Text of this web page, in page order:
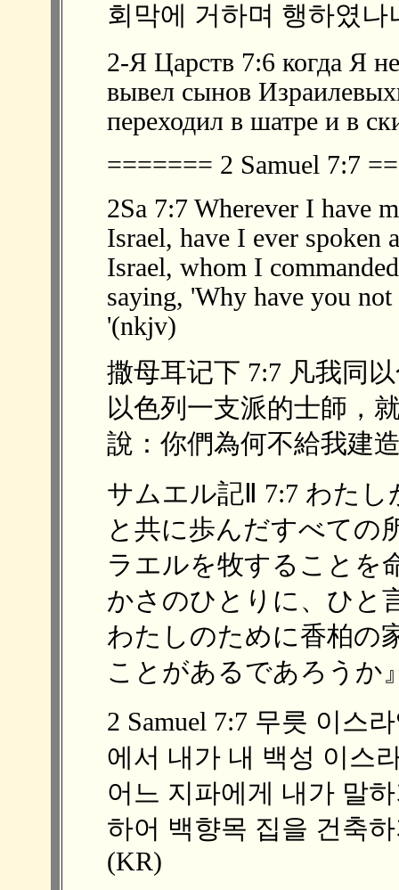
회막에 거하며 행하였나
2-Я Царств 7:6 когда Я
вывел сынов
переходил в шатре и в
======= 2 Samuel 7:7
2Sa 7:7 Wherever I have
Israel, have I ever spoken
Israel, whom I
saying, 'Why have you
'(nkjv)
撒母耳记下 7:7 凡我同
以色列一支派的士師，
說：你們為何不給我建
サムエル記Ⅱ 7:7 わた
と共に歩んだすべての
ラエルを牧することを
かさのひとりに、ひと
わたしのために香柏の
ことがあるであろうか
2 Samuel 7:7 무릇 이스
에서 내가 내 백성 이스
어느 지파에게 내가 말
하어 백향목 집을 건축
(KR)